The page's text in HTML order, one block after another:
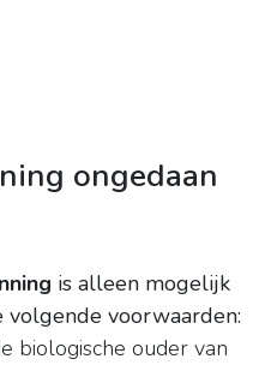
ongedaan
is alleen mogelijk
voorwaarden:
biologische ouder van